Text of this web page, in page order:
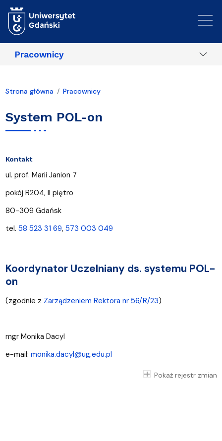
Pracownicy
Strona główna Pracownicy
System POL-on
Kontakt
ul. prof. Marii Janion 7
pokój R204, II piętro
80-309 Gdańsk
tel. 58 523 31 69, 573 003 049
Koordynator Uczelniany ds. systemu POL-
on
(zgodnie z Zarządzeniem Rektora nr 56/R/23)
mgr Monika Dacyl
e-mail: monika.dacyl@ug.edu.pl
Pokaż rejestr zmian